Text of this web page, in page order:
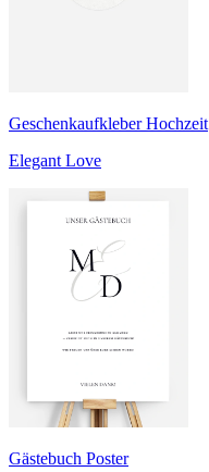
Geschenkaufkleber Hochzeit
Elegant Love
Gästebuch Poster